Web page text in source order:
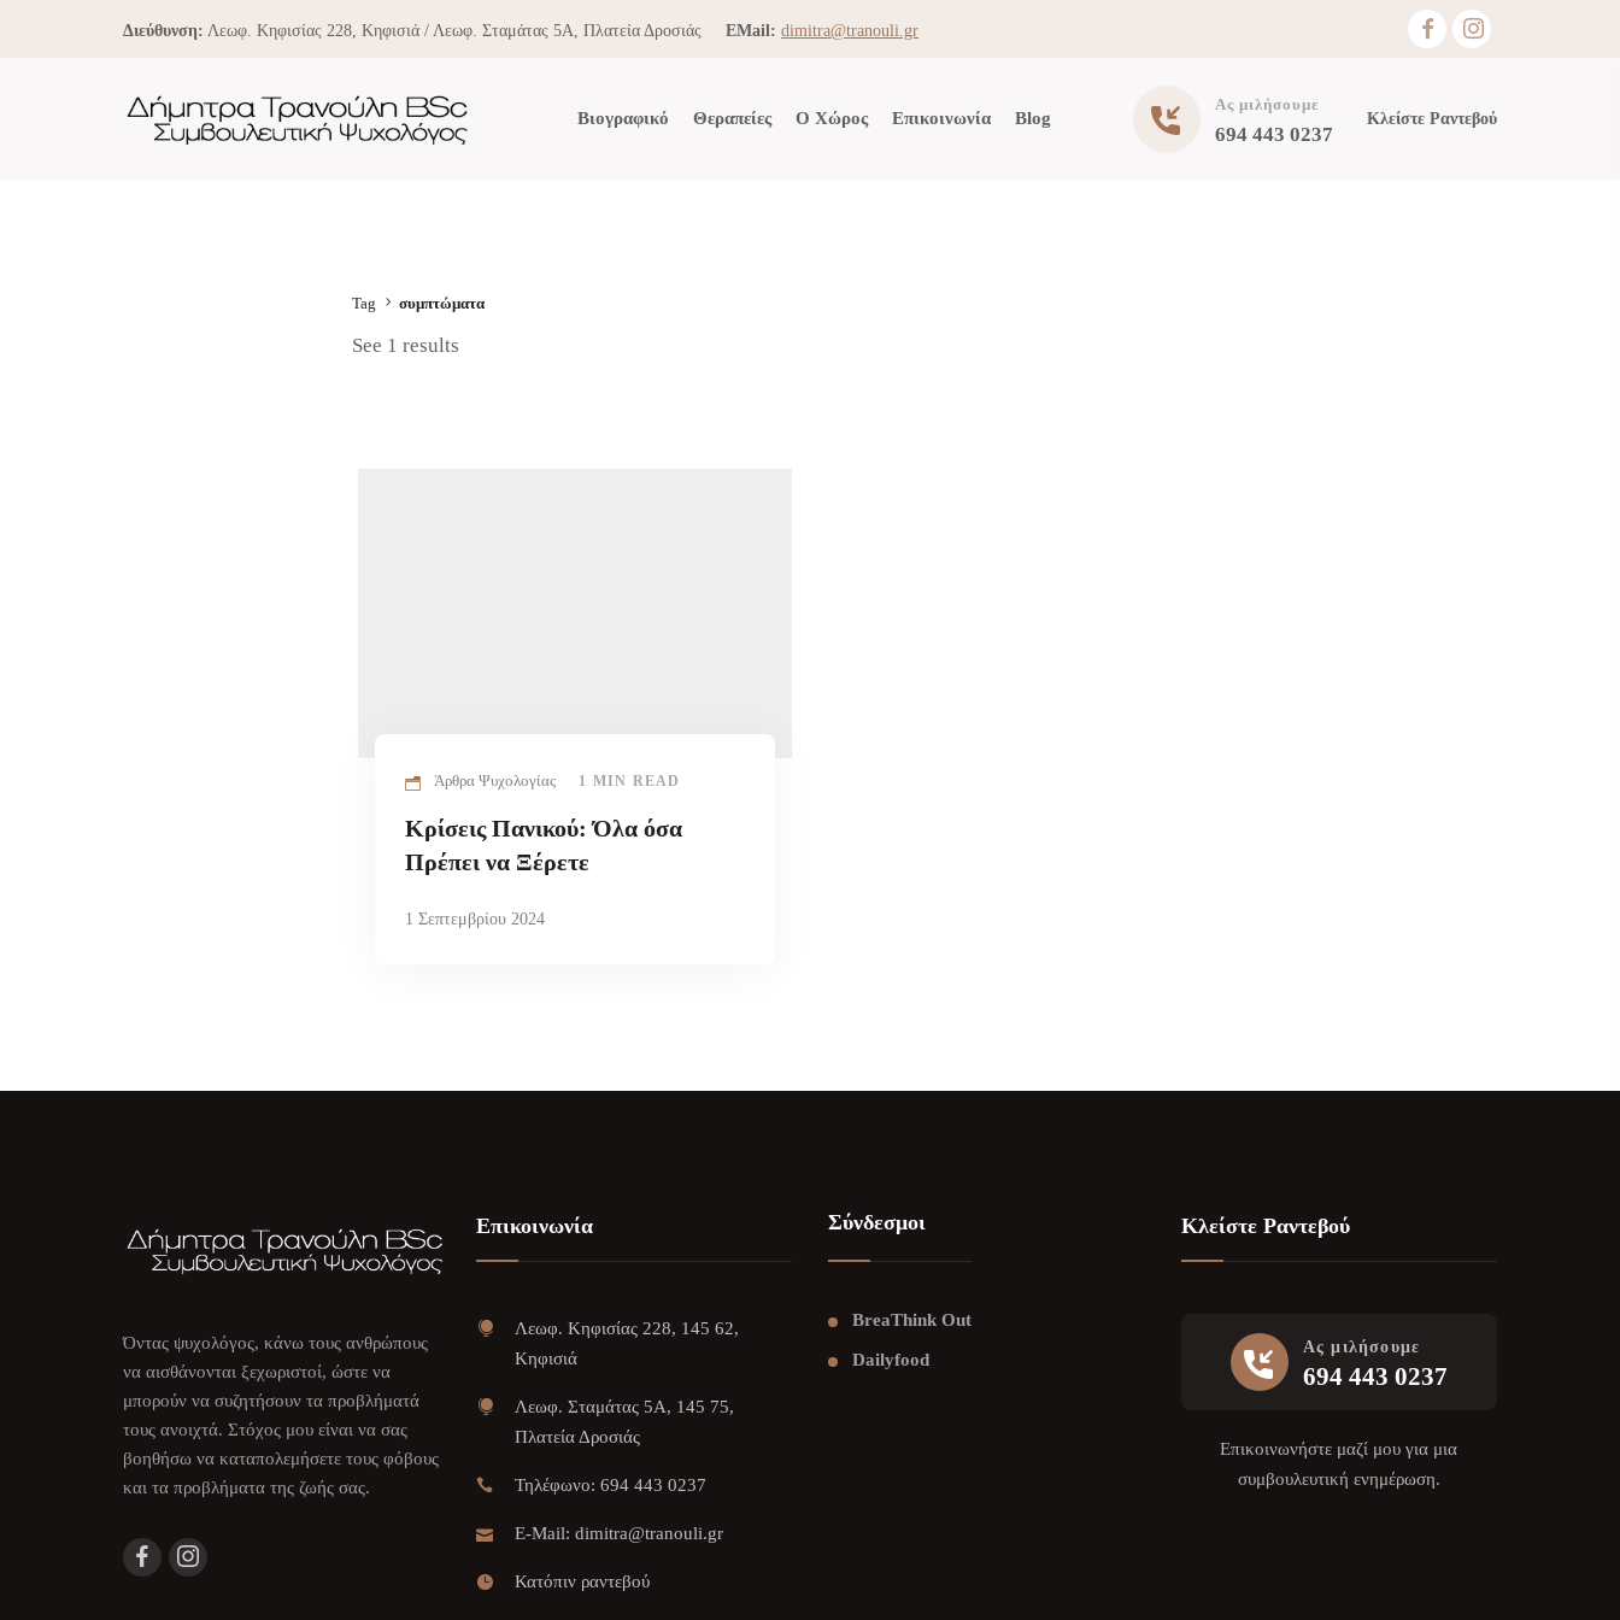
Διεύθυνση: Λεωφ. Κηφισίας 228, Κηφισιά / Λεωφ. Σταμάτας 5Α, Πλατεία Δροσιάς EMail: dimitra@tranouli.gr
Ας μιλήσουμε
694 443 0237
Κλείστε Ραντεβού
Βιογραφικό Θεραπείες Ο Χώρος Επικοινωνία Blog
Tag συμπτώματα
See 1 results
Άρθρα Ψυχολογίας 1 MIN READ
Κρίσεις Πανικού: Όλα όσα
Πρέπει να Ξέρετε
1 Σεπτεμβρίου 2024
Όντας ψυχολόγος, κάνω τους ανθρώπους
να αισθάνονται ξεχωριστοί, ώστε να
μπορούν να συζητήσουν τα προβλήματά
τους ανοιχτά. Στόχος μου είναι να σας
βοηθήσω να καταπολεμήσετε τους φόβους
και τα προβλήματα της ζωής σας.
Επικοινωνία
Λεωφ. Κηφισίας 228, 145 62,
Κηφισιά
Λεωφ. Σταμάτας 5Α, 145 75,
Πλατεία Δροσιάς
Τηλέφωνο: 694 443 0237
E-Mail: dimitra@tranouli.gr
Κατόπιν ραντεβού
Σύνδεσμοι
BreaThink Out
Dailyfood
Κλείστε Ραντεβού
Ας μιλήσουμε
694 443 0237
Επικοινωνήστε μαζί μου για μια
συμβουλευτική ενημέρωση.